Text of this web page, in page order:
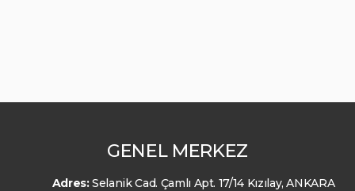
GENEL MERKEZ
Adres:Selanik Cad. Çamlı Apt. 17/14 Kızılay, ANKARA